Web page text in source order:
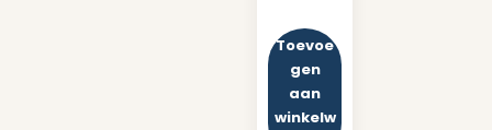
Toevoe
gen
aan
winkelw